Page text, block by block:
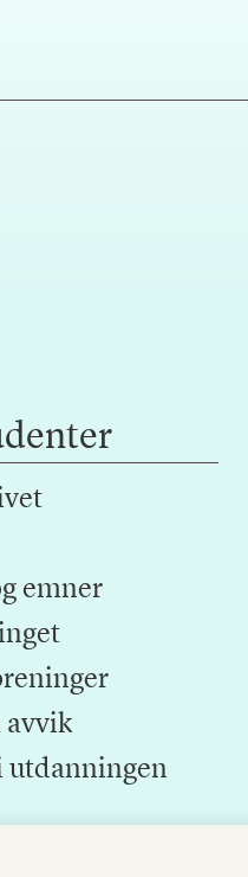
emner
avvik
utdanningen